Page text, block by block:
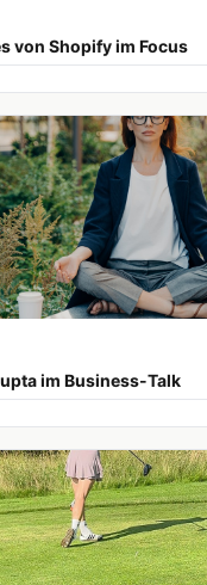
von Shopify im Focus
im Business-Talk